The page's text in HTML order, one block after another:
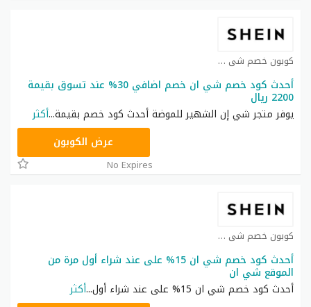
كوبون خصم شي ان كوبون
أحدث كود خصم شي ان خصم اضافي 30% عند تسوق بقيمة
2200 ريال
يوفر متجر شي إن الشهير للموضة أحدث كود خصم بقيمة...أكثر
عرض الكوبون
No Expires
كوبون خصم شي ان كوبون
أحدث كود خصم شي ان 15% على عند شراء أول مرة من
الموقع شي ان
أحدث كود خصم شي ان 15% على عند شراء أول
...أكثر